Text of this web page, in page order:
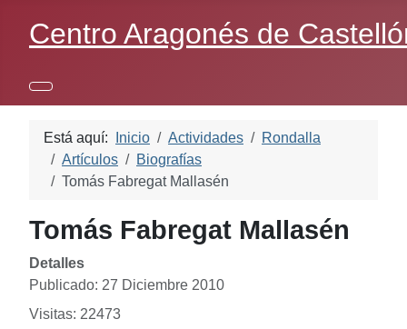
Centro Aragonés de
Está aquí: Inicio Actividades
Rondalla
Artículos
Biografías
Tomás Fabregat Mallasén
Tomás Fabregat Mallasén
Detalles
Publicado: 27 Diciembre 2010
Visitas: 22473